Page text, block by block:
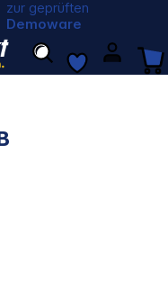
zur geprüften
Demoware